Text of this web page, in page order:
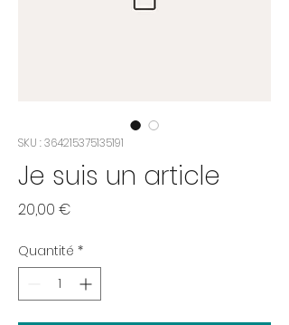
SKU : 364215375135191
Je suis un article
20,00 €
Quantité *